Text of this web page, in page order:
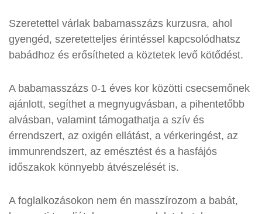
Szeretettel várlak babamasszázs kurzusra, ahol
gyengéd, szeretetteljes érintéssel kapcsolódhatsz
babádhoz és erősítheted a köztetek levő kötődést.
A babamasszázs 0-1 éves kor közötti csecsemőnek
ajánlott, segíthet a megnyugvásban, a pihentetőbb
alvásban, valamint támogathatja a szív és
érrendszert, az oxigén ellátást, a vérkeringést, az
immunrendszert, az emésztést és a hasfájós
időszakok könnyebb átvészelését is.
A foglalkozásokon nem én masszírozom a babát,